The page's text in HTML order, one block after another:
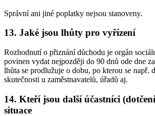
Správní ani jiné poplatky nejsou stanoveny.
13. Jaké jsou lhůty pro vyřízení
Rozhodnutí o přiznání důchodu je orgán
povinen vydat nejpozději do 90 dnů ode dne
lhůta se prodlužuje o dobu, po kterou se např.
skutečnosti u zaměstnavatelů, úřadů aj.
14. Kteří jsou další účastníci
situace